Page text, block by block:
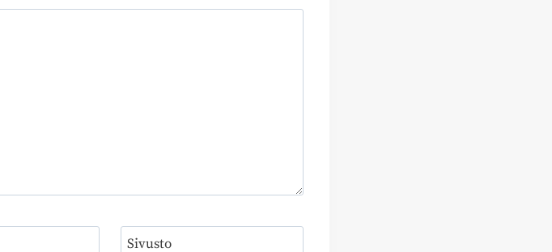
Sivusto